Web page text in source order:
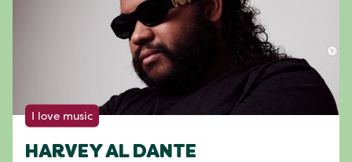
I love music
HARVEY AL DANTE